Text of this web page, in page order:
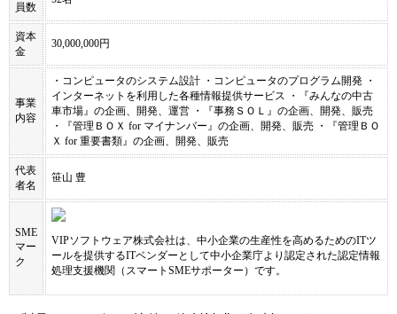
員数
資本
金
30,000,000円
事業
内容
・コンピュータのシステム設計 ・コンピュータのプログラム開発 ・
インターネットを利用した各種情報提供サービス ・『みんなの中古
車市場』の企画、開発、運営 ・『事務ＳＯＬ』の企画、開発、販売
・『管理ＢＯＸ for マイナンバー』の企画、開発、販売 ・『管理ＢＯ
Ｘ for 重要書類』の企画、開発、販売
代表
者名
笹山 豊
SME
マー
ク
VIPソフトウェア株式会社は、中小企業の生産性を高めるためのITツ
ールを提供するITベンダーとして中小企業庁より認定された認定情報
処理支援機関（スマートSMEサポーター）です。